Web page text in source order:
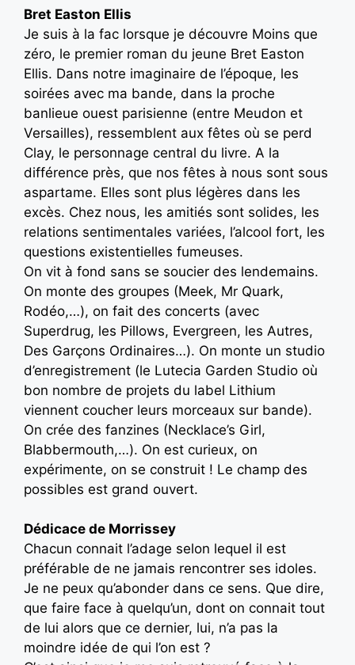
Bret Easton Ellis
Je suis à la fac lorsque je découvre Moins que
zéro, le premier roman du jeune Bret Easton
Ellis. Dans notre imaginaire de l’époque, les
soirées avec ma bande, dans la proche
banlieue ouest parisienne (entre Meudon et
Versailles), ressemblent aux fêtes où se perd
Clay, le personnage central du livre. A la
différence près, que nos fêtes à nous sont sous
aspartame. Elles sont plus légères dans les
excès. Chez nous, les amitiés sont solides, les
relations sentimentales variées, l’alcool fort, les
questions existentielles fumeuses.
On vit à fond sans se soucier des lendemains.
On monte des groupes (Meek, Mr Quark,
Rodéo,…), on fait des concerts (avec
Superdrug, les Pillows, Evergreen, les Autres,
Des Garçons Ordinaires…). On monte un studio
d’enregistrement (le Lutecia Garden Studio où
bon nombre de projets du label Lithium
viennent coucher leurs morceaux sur bande).
On crée des fanzines (Necklace’s Girl,
Blabbermouth,…). On est curieux, on
expérimente, on se construit ! Le champ des
possibles est grand ouvert.
Dédicace de Morrissey
Chacun connait l’adage selon lequel il est
préférable de ne jamais rencontrer ses idoles.
Je ne peux qu’abonder dans ce sens. Que dire,
que faire face à quelqu’un, dont on connait tout
de lui alors que ce dernier, lui, n’a pas la
moindre idée de qui l’on est ?